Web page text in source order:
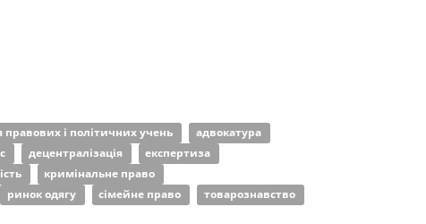
правових і політичних учень
адвокатура
децентралізація
експертиза
кримінальне право
ринок одягу сімейне право
товарознавство